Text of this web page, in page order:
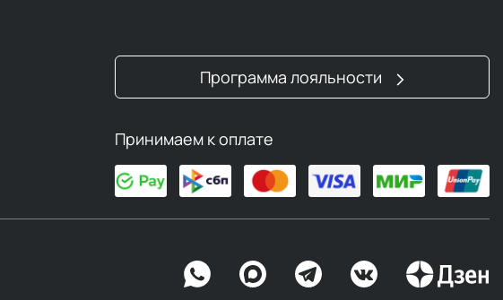
Программа лояльности
Принимаем к оплате